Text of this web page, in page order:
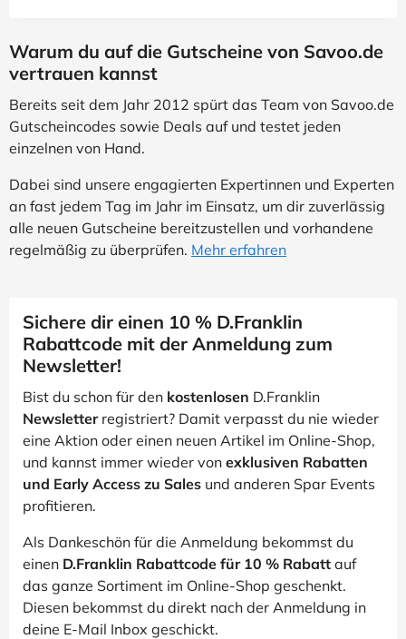
Warum du auf die Gutscheine von Savoo.de
vertrauen kannst
Bereits seit dem Jahr 2012 spürt das Team von Savoo.de
Gutscheincodes sowie Deals auf und testet jeden
einzelnen von Hand.
Dabei sind unsere engagierten Expertinnen und Experten
an fast jedem Tag im Jahr im Einsatz, um dir zuverlässig
alle neuen Gutscheine bereitzustellen und vorhandene
regelmäßig zu überprüfen. Mehr erfahren
Sichere dir einen 10 % D.Franklin
Rabattcode mit der Anmeldung zum
Newsletter!
Bist du schon für den kostenlosen D.Franklin
Newsletterregistriert? Damit verpasst du nie wieder
eine Aktion oder einen neuen Artikel im Online-Shop,
und kannst immer wieder von exklusiven Rabatten
und Early Access zu Sales und anderen Spar Events
profitieren.
Als Dankeschön für die Anmeldung bekommst du
einen D.Franklin Rabattcode für 10 % Rabatt auf
das ganze Sortiment im Online-Shop geschenkt.
Diesen bekommst du direkt nach der Anmeldung in
deine E-Mail Inbox geschickt.